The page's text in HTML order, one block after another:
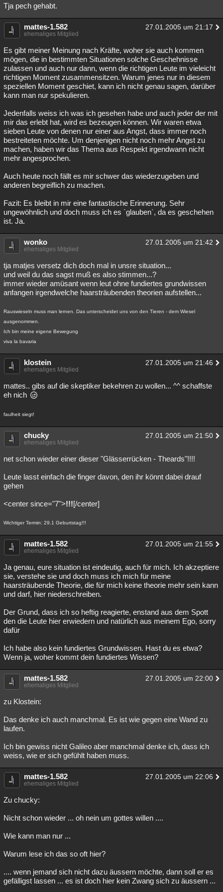
Tja pech gehabt.
mattes-1.582 27.01.2005 um 21:17
ehemaliges Mitglied
Es gibt meiner Meinung nach Kräfte, woher sie auch kommen
mögen, die in bestimmten Situationen solche Geschehnisse
zulassen und auch nur dann, wenn die richtigen Leute im vieleicht
richtigen Moment zusammensitzen. Warum jenes nur in diesem
speziellen Moment geschiet, kann ich nicht genau sagen, darüber
kann man nur spekulieren.
Jedenfalls weiss ich was ich gesehen habe und auch jeder der mit
mir das erlebt hat, wird es bezeugen können. Wir waren etwa
sieben Leute von denen nur einer aus Angst, dass immer noch
bestreiteten möchte. Um denjenigen nicht noch mehr Angst zu
machen, haben wir das Thema aus Respekt irgendwann nicht
mehr angesprochen.
Auch heute noch fällt es mir schwer das wiederzugeben und
anderen begreiflich zu machen.
Fazit: Es bleibt in mir eine fantastische Erinnerung. Sehr
ungewöhnlich und doch muss ich es `glauben`, da es geschehen
ist. Ja.
wonko 27.01.2005 um 21:42
ehemaliges Mitglied
tja matjes versetz dich doch mal in unsre situation...
und weil du das sagst muß es also stimmen...?
immer wieder amüsant wenn leut ohne fundiertes grundwissen
anfangen irgendwelche haarsträubenden theorien aufstellen...
Rauswieseln muss man lernen. Das unterscheidet uns von den Tieren - dem Wiesel
ausgenommen.
Ich bin meine eigene Bewegung
viva la bavaria
klostein 27.01.2005 um 21:46
ehemaliges Mitglied
mattes.. gibs auf die skeptiker bekehren zu wollen... ^^ schaffste
eh nich
faulheit siegt!
chucky 27.01.2005 um 21:50
ehemaliges Mitglied
net schon wieder einer dieser "Glässerrücken - Theards"!!!!
Leute lasst einfach die finger davon, den ihr könnt dabei drauf
gehen
<center since="7">!!![/center]
Wichtiger Termin: 29.1 Geburtstag!!!
mattes-1.582 27.01.2005 um 21:55
ehemaliges Mitglied
Ja genau, eure situation ist eindeutig, auch für mich. Ich akzeptiere
sie, verstehe sie und doch muss ich mich für meine
haarsträubende Theorie, die für mich keine theorie mehr sein kann
und darf, hier niederschreiben.
Der Grund, dass ich so heftig reagierte, enstand aus dem Spott
den die Leute hier erwiedern und natürlich aus meinem Ego, sorry
dafür
Ich habe also kein fundiertes Grundwissen. Hast du es etwa?
Wenn ja, woher kommt dein fundiertes Wissen?
mattes-1.582 27.01.2005 um 22:00
ehemaliges Mitglied
zu Klostein:
Das denke ich auch manchmal. Es ist wie gegen eine Wand zu
laufen.
Ich bin gewiss nicht Galileo aber manchmal denke ich, dass ich
weiss, wie er sich gefühlt haben muss.
mattes-1.582 27.01.2005 um 22:06
ehemaliges Mitglied
Zu chucky:
Nicht schon wieder ... oh nein um gottes willen ....
Wie kann man nur ...
Warum lese ich das so oft hier?
.... wenn jemand sich nicht dazu äussern möchte, dann soll er es
gefälligst lassen ... es ist doch hier kein Zwang sich zu äussern ...